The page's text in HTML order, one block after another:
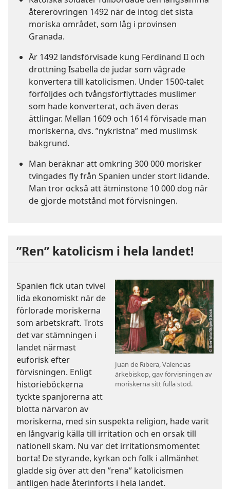
återerövringen 1492 när de intog det sista
moriska området, som låg i provinsen
Granada.
År 1492 landsförvisade kung Ferdinand II och
drottning Isabella de judar som vägrade
konvertera till katolicismen. Under 1500-talet
förföljdes och tvångsförflyttades muslimer
som hade konverterat, och även deras
ättlingar. Mellan 1609 och 1614 förvisade man
moriskerna, dvs. ”nykristna” med muslimsk
bakgrund.
Man beräknar att omkring 300 000 morisker
tvingades fly från Spanien under stort lidande.
Man tror också att åtminstone 10 000 dog när
de gjorde motstånd mot förvisningen.
”Ren” katolicism i hela landet!
Juan de Ribera, Valencias
ärkebiskop, gav förvisningen av
moriskerna sitt fulla stöd.
Spanien fick utan tvivel
lida ekonomiskt när de
förlorade moriskerna
som arbetskraft. Trots
det var stämningen i
landet närmast
euforisk efter
förvisningen. Enligt
historieböckerna
tyckte spanjorerna att
blotta närvaron av
moriskerna, med sin suspekta religion, hade varit
en långvarig källa till irritation och en orsak till
nationell skam. Nu var det irritationsmomentet
borta! De styrande, kyrkan och folk i allmänhet
gladde sig över att den ”rena” katolicismen
äntligen hade återinförts i hela landet.